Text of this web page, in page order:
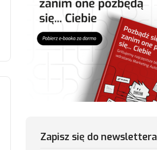
Zapisz się do newslettera